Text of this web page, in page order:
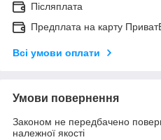
Післяплата
Предплата на карту
Всі умови оплати
Умови повернення
Законом не передбачено
належної якості